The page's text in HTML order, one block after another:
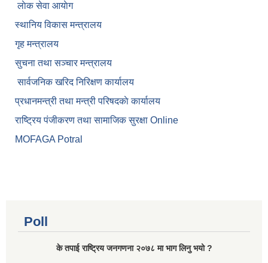
लाेक सेवा आयाेग
स्थानिय विकास मन्त्रालय
गृह मन्त्रालय
सुचना तथा सञ्चार मन्त्रालय
सार्वजनिक खरिद निरिक्षण कार्यालय
प्रधानमन्त्री तथा मन्त्री परिषदकाे कार्यालय
राष्ट्रिय पंजीकरण तथा सामाजिक सुरक्षा Online
MOFAGA Potral
Poll
के तपाई राष्ट्रिय जनगणना २०७८ मा भाग लिनु भयो ?